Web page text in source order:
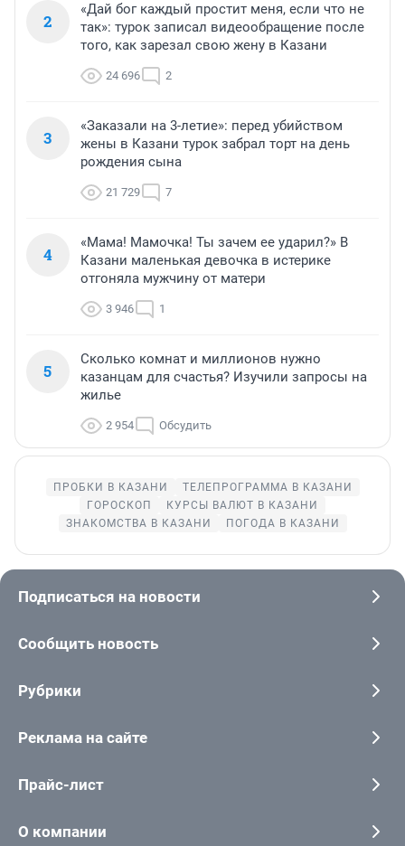
2
«Дай бог каждый простит меня, если что не
так»: турок записал видеообращение после
того, как зарезал свою жену в Казани
24 696 2
3
«Заказали на 3-летие»: перед убийством
жены в Казани турок забрал торт на день
рождения сына
21 729 7
4
«Мама! Мамочка! Ты зачем ее ударил?» В
Казани маленькая девочка в истерике
отгоняла мужчину от матери
3 946 1
5
Сколько комнат и миллионов нужно
казанцам для счастья? Изучили запросы на
жилье
2 954 Обсудить
ПРОБКИ В КАЗАНИ
ТЕЛЕПРОГРАММА В КАЗАНИ
ГОРОСКОП
КУРСЫ ВАЛЮТ В КАЗАНИ
ЗНАКОМСТВА В КАЗАНИ
ПОГОДА В КАЗАНИ
Подписаться на новости
Сообщить новость
Рубрики
Реклама на сайте
Прайс-лист
О компании